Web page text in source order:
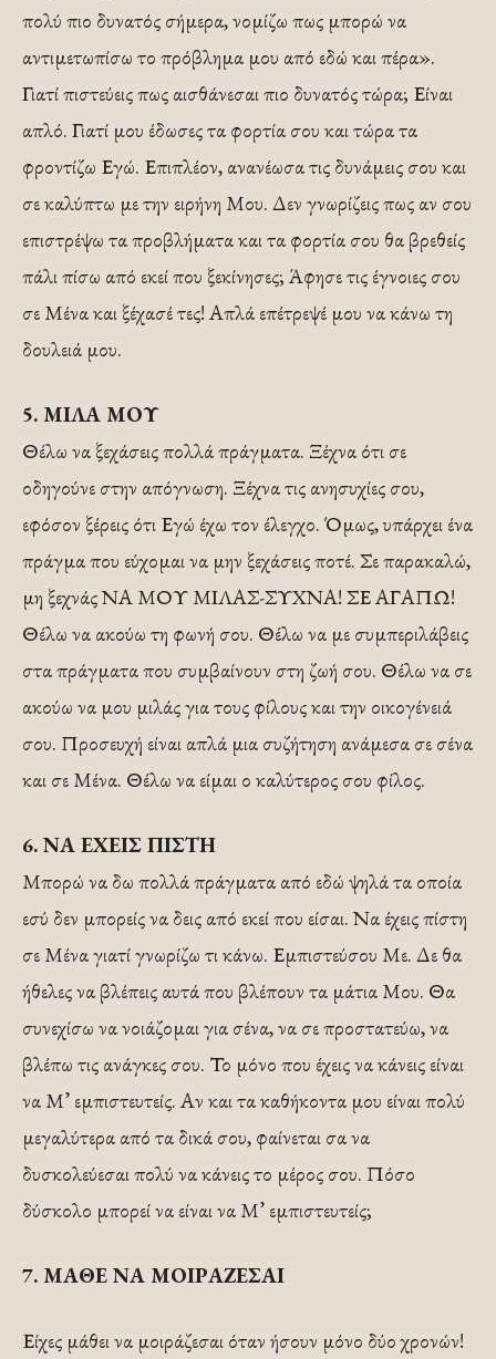
πολύ πιο δυνατός σήμερα, νομίζω πως μπορώ να
αντιμετωπίσω το πρόβλημα μου από εδώ και πέρα».
Γιατί πιστεύεις πως αισθάνεσαι πιο δυνατός τώρα; Είναι
απλό. Γιατί μου έδωσες τα φορτία σου και τώρα τα
φροντίζω Εγώ. Επιπλέον, ανανέωσα τις δυνάμεις σου και
σε καλύπτω με την ειρήνη Μου. Δεν γνωρίζεις πως αν σου
επιστρέψω τα προβλήματα και τα φορτία σου θα βρεθείς
πάλι πίσω από εκεί που ξεκίνησες; Άφησε τις έγνοιες σου
σε Μένα και ξέχασέ τες! Απλά επέτρεψέ μου να κάνω τη
δουλειά μου.
5. ΜΙΛΑ ΜΟΥ
Θέλω να ξεχάσεις πολλά πράγματα. Ξέχνα ότι σε
οδηγούνε στην απόγνωση. Ξέχνα τις ανησυχίες σου,
εφόσον ξέρεις ότι Εγώ έχω τον έλεγχο. Όμως, υπάρχει ένα
πράγμα που εύχομαι να μην ξεχάσεις ποτέ. Σε παρακαλώ,
μη ξεχνάς ΝΑ ΜΟΥ ΜΙΛΑΣ-ΣΥΧΝΑ! ΣΕ ΑΓΑΠΩ!
Θέλω να ακούω τη φωνή σου. Θέλω να με συμπεριλάβεις
στα πράγματα που συμβαίνουν στη ζωή σου. Θέλω να σε
ακούω να μου μιλάς για τους φίλους και την οικογένειά
σου. Προσευχή είναι απλά μια συζήτηση ανάμεσα σε σένα
και σε Μένα. Θέλω να είμαι ο καλύτερος σου φίλος.
6. ΝΑ ΕΧΕΙΣ ΠΙΣΤΗ
Μπορώ να δω πολλά πράγματα από εδώ ψηλά τα οποία
εσύ δεν μπορείς να δεις από εκεί που είσαι. Να έχεις πίστη
σε Μένα γιατί γνωρίζω τι κάνω. Εμπιστεύσου Με. Δε θα
ήθελες να βλέπεις αυτά που βλέπουν τα μάτια Μου. Θα
συνεχίσω να νοιάζομαι για σένα, να σε προστατεύω, να
βλέπω τις ανάγκες σου. Το μόνο που έχεις να κάνεις είναι
να Μ’ εμπιστευτείς. Αν και τα καθήκοντα μου είναι πολύ
μεγαλύτερα από τα δικά σου, φαίνεται σα να
δυσκολεύεσαι πολύ να κάνεις το μέρος σου. Πόσο
δύσκολο μπορεί να είναι να Μ’ εμπιστευτείς;
7. ΜΑΘΕ ΝΑ ΜΟΙΡΑΖΕΣΑΙ
Είχες μάθει να μοιράζεσαι όταν ήσουν μόνο δύο χρονών!